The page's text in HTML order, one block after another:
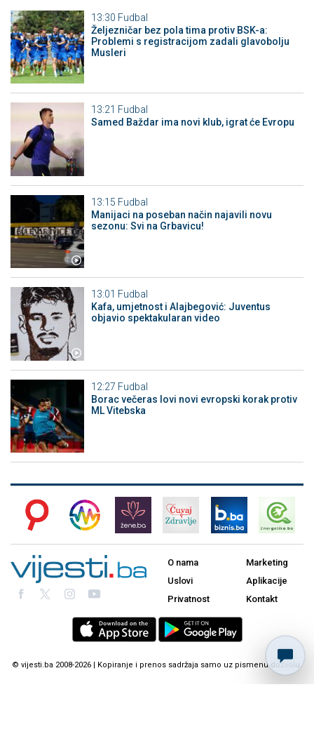
13:30 Fudbal
Željezničar bez pola tima protiv BSK-a:
Problemi s registracijom zadali glavobolju
Musleri
13:21 Fudbal
Samed Baždar ima novi klub, igrat će Evropu
13:15 Fudbal
Manijaci na poseban način najavili novu
sezonu: Svi na Grbavicu!
13:01 Fudbal
Kafa, umjetnost i Alajbegović: Juventus
objavio spektakularan video
12:27 Fudbal
Borac večeras lovi novi evropski korak protiv
ML Vitebska
O nama
Uslovi
Privatnost
Marketing
Aplikacije
Kontakt
© vijesti.ba 2008-2026 | Kopiranje i prenos sadržaja samo uz pismenu dozvolu.